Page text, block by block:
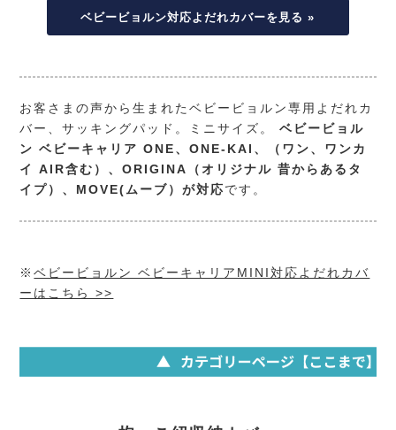
ベビービョルン対応よだれカバーを見る »
お客さまの声から生まれたベビービョルン専用よだれカ
バー、サッキングパッド。ミニサイズ。ベビービョル
ン ベビーキャリア ONE、ONE-KAI、（ワン、ワンカ
イ AIR含む）、ORIGINA（オリジナル 昔からあるタ
イプ）、MOVE(ムーブ）が対応です。
※ベビービョルン ベビーキャリアMINI対応よだれカバ
ーはこちら >>